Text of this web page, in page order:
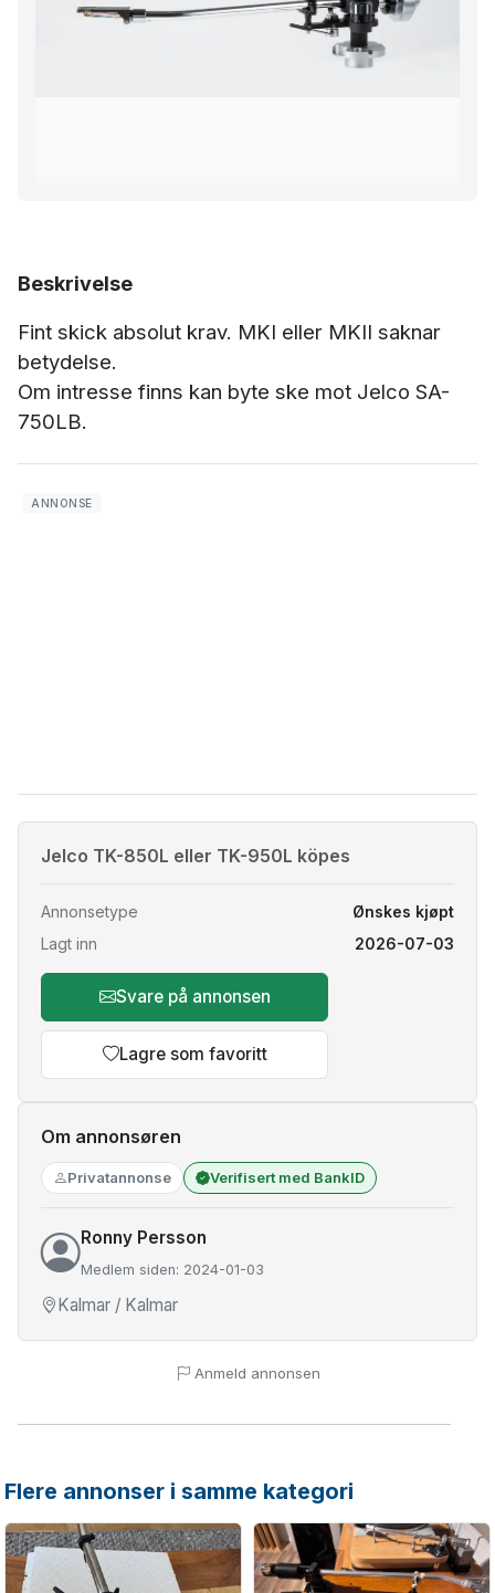
Beskrivelse
Fint skick absolut krav. MKI eller MKII saknar
betydelse.
Om intresse finns kan byte ske mot Jelco SA-
750LB.
Jelco TK-850L eller TK-950L köpes
Annonsetype
Ønskes kjøpt
Lagt inn
2026-07-03
Svare på annonsen
Lagre som favoritt
Om annonsøren
Privatannonse Verifisert med BankID
Ronny Persson
Medlem siden: 2024-01-03
Kalmar / Kalmar
Anmeld annonsen
Flere annonser i samme kategori